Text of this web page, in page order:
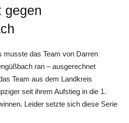
gegen
musste das Team von Darren
ran – ausgerechnet
Team aus dem Landkreis
seit ihrem Aufstieg in die 1.
Leider setzte sich diese Serie